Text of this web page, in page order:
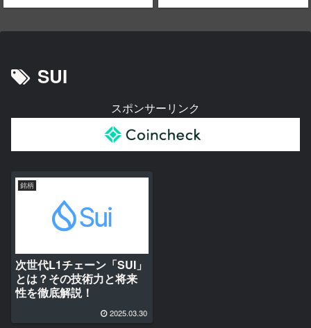
SUI
スポンサーリンク
銘柄
次世代L1チェーン「SUI」
とは？その技術力と将来
性を徹底解説！
2025.03.30